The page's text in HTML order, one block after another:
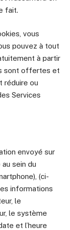
fait.
vous
pouvez à tout
à partir
sont offertes et
réduire ou
Services
envoyé sur
sein du
(ci-
informations
le
le système
et l’heure